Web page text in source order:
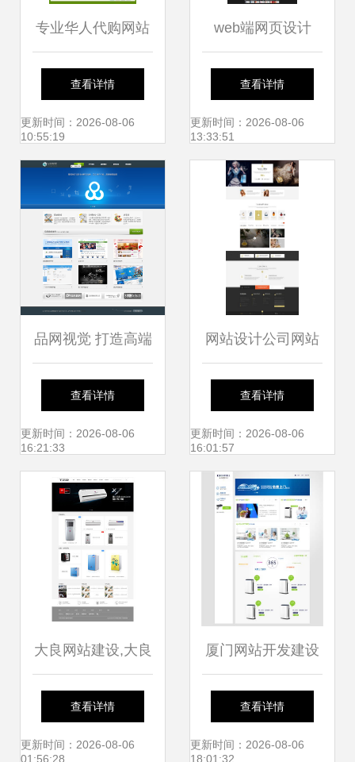
专业华人代购网站
高端网页设计赋能
跨境商务服务新未
来
查看详情
更新时间：2026-08-06
10:55:19
web端网页设计
查看详情
更新时间：2026-08-06
13:33:51
品网视觉 打造高端
品牌网站设计的艺
术与策略
查看详情
更新时间：2026-08-06
16:21:33
网站设计公司网站
价格汇总 从官网素
材到网页设计制作
的全面解析
查看详情
更新时间：2026-08-06
16:01:57
大良网站建设,大良
网站制作,大良网页
设计,大良网络公司
查看详情
更新时间：2026-08-06
01:56:28
厦门网站开发建设
公司汇总与职场警
示 为什么不建议去
查看详情
更新时间：2026-08-06
18:01:32